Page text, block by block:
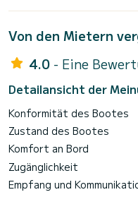
Von den Mietern
4.0 - Eine
Detailansicht der
Konformität des Bootes
Zustand des Bootes
Komfort an Bord
Zugänglichkeit
Empfang und